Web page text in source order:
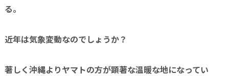
る。
近年は気象変動なのでしょうか？
著しく沖縄よりヤマトの方が顕著な温暖な地になってい